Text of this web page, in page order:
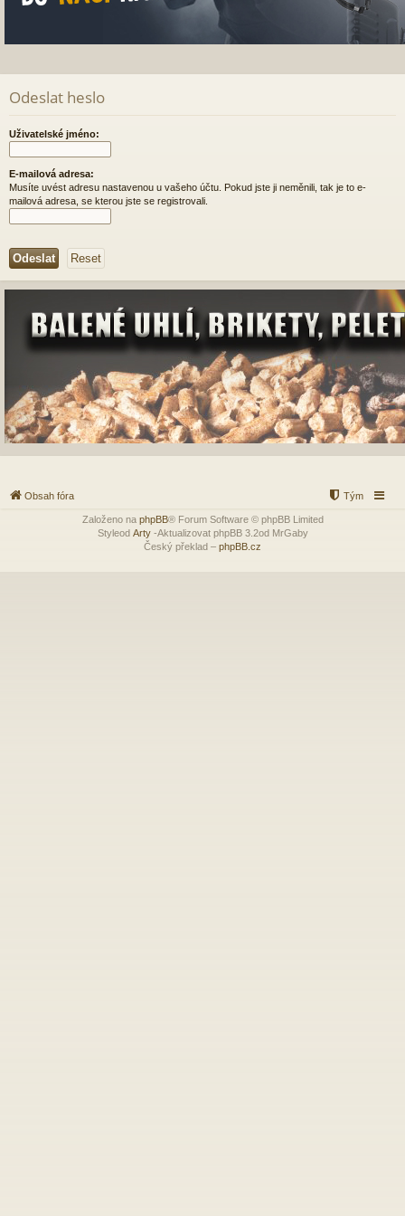
Odeslat heslo
Uživatelské jméno:
E-mailová adresa:
Musíte uvést adresu nastavenou u vašeho účtu. Pokud jste ji neměnili, tak je to e-
mailová adresa, se kterou jste se registrovali.
Obsah fóra Tým
Založeno na phpBB® Forum Software © phpBB Limited
Styleod Arty-Aktualizovat phpBB 3.2od MrGaby
Český překlad – phpBB.cz